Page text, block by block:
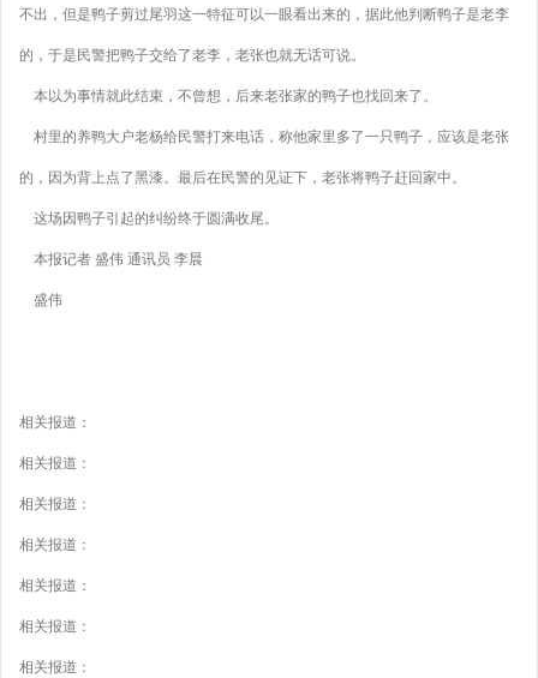
不出，但是鸭子剪过尾羽这一特征可以一眼看出来的，据此他判断鸭子是老李
的，于是民警把鸭子交给了老李，老张也就无话可说。
本以为事情就此结束，不曾想，后来老张家的鸭子也找回来了。
村里的养鸭大户老杨给民警打来电话，称他家里多了一只鸭子，应该是老张
的，因为背上点了黑漆。最后在民警的见证下，老张将鸭子赶回家中。
这场因鸭子引起的纠纷终于圆满收尾。
本报记者 盛伟 通讯员 李晨
盛伟
相关报道：
相关报道：
相关报道：
相关报道：
相关报道：
相关报道：
相关报道：